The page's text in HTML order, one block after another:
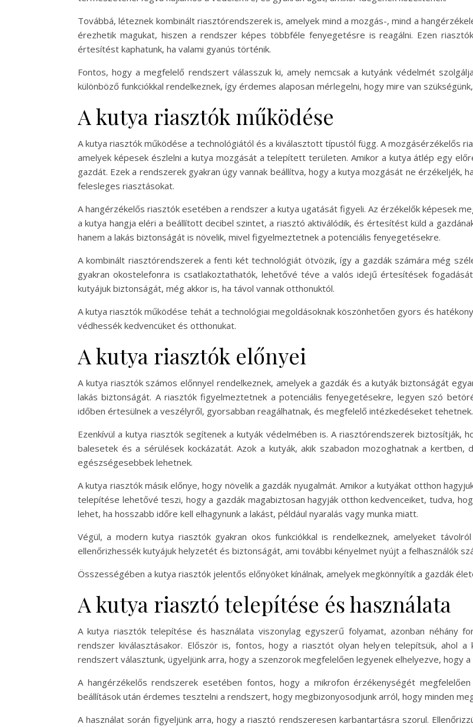
Továbbá, léteznek kombinált riasztórendszerek is, amelyek mind a mozgás-, mind a
érezhetik magukat, hiszen a rendszer képes többféle fenyegetésre is reagálni. Ezen
értesítést kaphatunk, ha valami gyanús történik.
Fontos, hogy a megfelelő rendszert válasszuk ki, amely nemcsak a kutyánk védelmét
különböző funkciókkal rendelkeznek, így érdemes alaposan mérlegelni, hogy mire van
A kutya riasztók működése
A kutya riasztók működése a technológiától és a kiválasztott típustól függ. A mozgásérzékelős
amelyek képesek észlelni a kutya mozgását a telepített területen. Amikor a kutya átlép egy
gazdát. Ezek a rendszerek gyakran úgy vannak beállítva, hogy a kutya mozgását ne
felesleges riasztásokat.
A hangérzékelős riasztók esetében a rendszer a kutya ugatását figyeli. Az érzékelők képesek
a kutya hangja eléri a beállított decibel szintet, a riasztó aktiválódik, és értesítést küld a
hanem a lakás biztonságát is növelik, mivel figyelmeztetnek a potenciális fenyegetésekre.
A kombinált riasztórendszerek a fenti két technológiát ötvözik, így a gazdák számára még
gyakran okostelefonra is csatlakoztathatók, lehetővé téve a valós idejű értesítések
kutyájuk biztonságát, még akkor is, ha távol vannak otthonuktól.
A kutya riasztók működése tehát a technológiai megoldásoknak köszönhetően gyors és
védhessék kedvencüket és otthonukat.
A kutya riasztók előnyei
A kutya riasztók számos előnnyel rendelkeznek, amelyek a gazdák és a kutyák biztonságát
lakás biztonságát. A riasztók figyelmeztetnek a potenciális fenyegetésekre, legyen szó
időben értesülnek a veszélyről, gyorsabban reagálhatnak, és megfelelő intézkedéseket tehetnek.
Ezenkívül a kutya riasztók segítenek a kutyák védelmében is. A riasztórendszerek biztosítják,
balesetek és a sérülések kockázatát. Azok a kutyák, akik szabadon mozoghatnak a
egészségesebbek lehetnek.
A kutya riasztók másik előnye, hogy növelik a gazdák nyugalmát. Amikor a kutyákat otthon
telepítése lehetővé teszi, hogy a gazdák magabiztosan hagyják otthon kedvenceiket, tudva,
lehet, ha hosszabb időre kell elhagynunk a lakást, például nyaralás vagy munka miatt.
Végül, a modern kutya riasztók gyakran okos funkciókkal is rendelkeznek, amelyeket
ellenőrizhessék kutyájuk helyzetét és biztonságát, ami további kényelmet nyújt a felhasználók
Összességében a kutya riasztók jelentős előnyöket kínálnak, amelyek megkönnyítik a gazdák
A kutya riasztó telepítése és használata
A kutya riasztók telepítése és használata viszonylag egyszerű folyamat, azonban néhány
rendszer kiválasztásakor. Először is, fontos, hogy a riasztót olyan helyen telepítsük, ahol a
rendszert választunk, ügyeljünk arra, hogy a szenzorok megfelelően legyenek elhelyezve, hogy
A hangérzékelős rendszerek esetében fontos, hogy a mikrofon érzékenységét
beállítások után érdemes tesztelni a rendszert, hogy megbizonyosodjunk arról, hogy minden
A használat során figyeljünk arra, hogy a riasztó rendszeresen karbantartásra szorul.